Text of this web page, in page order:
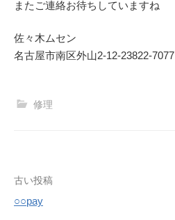
またご連絡お待ちしていますね
佐々木ムセン
名古屋市南区外山2‐12‐23822-7077
修理
投
稿
古い投稿
○○pay